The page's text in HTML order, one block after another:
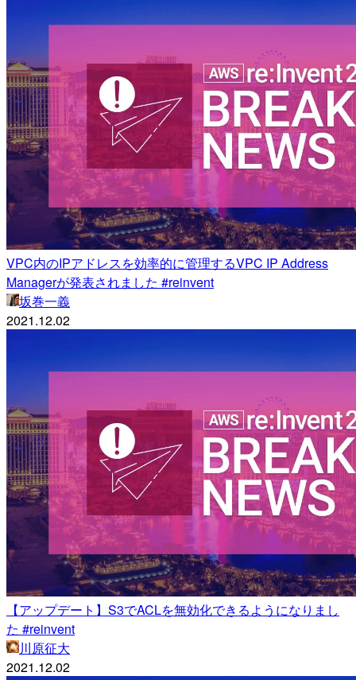
VPC内のIPアドレスを効率的に管理するVPC IP Address
Managerが発表されました #reinvent
坂巻一義
2021.12.02
【アップデート】S3でACLを無効化できるようになりまし
た #reinvent
川原征大
2021.12.02